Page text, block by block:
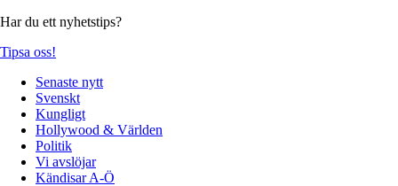
Har du ett nyhetstips?
Tipsa oss!
Senaste nytt
Svenskt
Kungligt
Hollywood & Världen
Politik
Vi avslöjar
Kändisar A-Ö